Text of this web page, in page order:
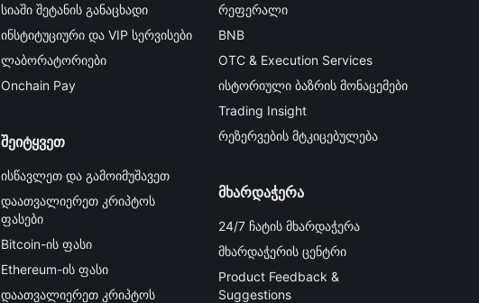
სიაში შეტანის განაცხადი
ინსტიტუციური და VIP სერვისები
ლაბორატორიები
Onchain Pay
შეიტყვეთ
ისწავლეთ და გამოიმუშავეთ
დაათვალიერეთ კრიპტოს
ფასები
Bitcoin-ის ფასი
Ethereum-ის ფასი
დაათვალიერეთ კრიპტოს
რეფერალი
BNB
OTC & Execution Services
ისტორიული ბაზრის მონაცემები
Trading Insight
რეზერვების მტკიცებულება
მხარდაჭერა
24/7 ჩატის მხარდაჭერა
მხარდაჭერის ცენტრი
Product Feedback &
Suggestions